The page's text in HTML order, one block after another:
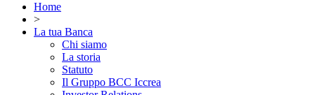
Home
>
La tua Banca
Chi siamo
La storia
Statuto
Il Gruppo BCC Iccrea